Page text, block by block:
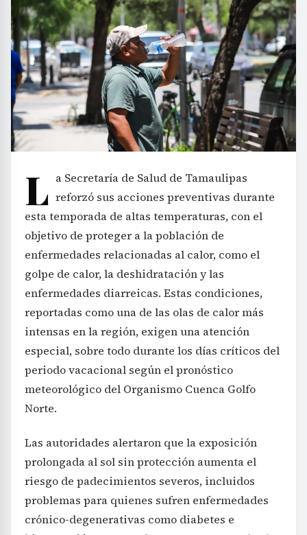
L a Secretaría de Salud de Tamaulipas
reforzó sus acciones preventivas durante
esta temporada de altas temperaturas, con el
objetivo de proteger a la población de
enfermedades relacionadas al calor, como el
golpe de calor, la deshidratación y las
enfermedades diarreicas. Estas condiciones,
reportadas como una de las olas de calor más
intensas en la región, exigen una atención
especial, sobre todo durante los días críticos del
periodo vacacional según el pronóstico
meteorológico del Organismo Cuenca Golfo
Norte.
Las autoridades alertaron que la exposición
prolongada al sol sin protección aumenta el
riesgo de padecimientos severos, incluidos
problemas para quienes sufren enfermedades
crónico-degenerativas como diabetes e